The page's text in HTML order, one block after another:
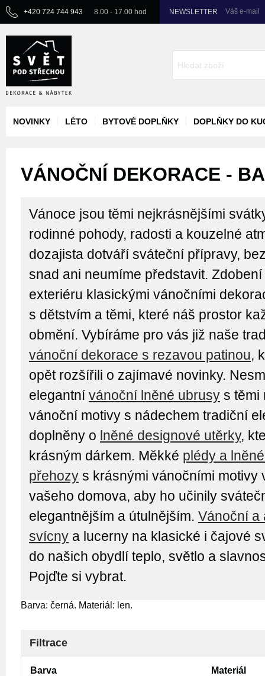
+420 724 744 943 8.00 - 17.00 hod NEWSLETTER Váš e-mail
NOVINKY LÉTO BYTOVÉ DOPLŇKY DOPLŇKY DO
VÁNOČNÍ DEKORACE -
Vánoce jsou těmi nejkrásnějšími
rodinné pohody, radosti a kouzelné
dozajista dotváří sváteční přípravy,
snad ani neumíme představit.
exteriéru klasickými vánočními
s dětstvím a těmi, které náš prostor
obmění. Vybíráme pro vás již naše
vánoční dekorace s rezavou patinou,
opět rozšířili o zajímavé novinky.
elegantnívánoční lněné ubrusy s těmi
vánoční motivy s nádechem tradiční
doplněny o lněné designové utěrky,
krásným dárkem. Měkké plédy a
přehozy s krásnými vánočními motivy
vašeho domova, aby ho učinily
elegantnějším a útulnějším. Vánoční a
svícny a lucerny na klasické i čajové
do našich obydlí teplo, světlo a
Pojďte si vybrat.
Barva: černá. Materiál: len.
Filtrace
Barva Materiál